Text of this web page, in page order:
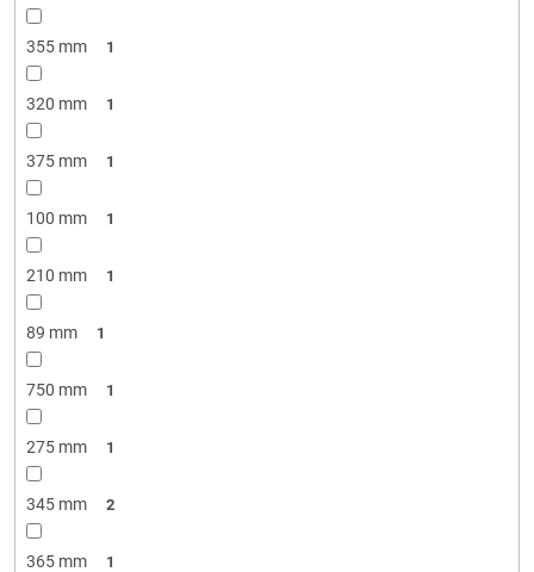
355 mm 1
320 mm 1
375 mm 1
100 mm 1
210 mm 1
89 mm 1
750 mm 1
275 mm 1
345 mm 2
365 mm 1